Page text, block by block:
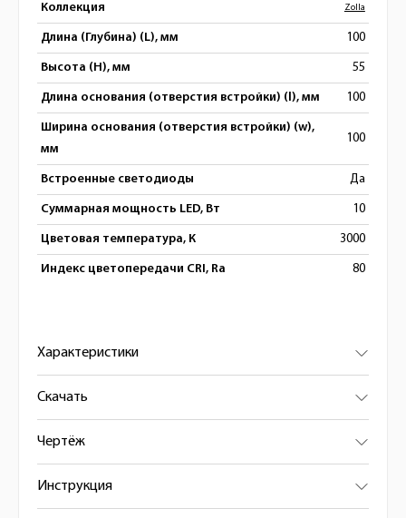
Коллекция Zolla
Длина (Глубина) (L), мм 100
Высота (H), мм 55
Длина основания (отверстия встройки) (l), мм 100
Ширина основания (отверстия встройки) (w),
мм
100
Встроенные светодиоды Да
Суммарная мощность LED, Вт 10
Цветовая температура, К 3000
Индекс цветопередачи CRI, Ra 80
Характеристики
Скачать
Чертёж
Инструкция